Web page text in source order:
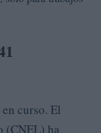
curso. El
(CNEL) ha